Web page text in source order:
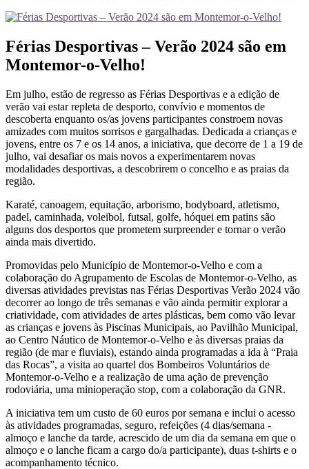
Férias Desportivas – Verão 2024 são em
Montemor-o-Velho!
Em julho, estão de regresso as Férias Desportivas e a edição de
verão vai estar repleta de desporto, convívio e momentos de
descoberta enquanto os/as jovens participantes constroem novas
amizades com muitos sorrisos e gargalhadas. Dedicada a crianças e
jovens, entre os 7 e os 14 anos, a iniciativa, que decorre de 1 a 19 de
julho, vai desafiar os mais novos a experimentarem novas
modalidades desportivas, a descobrirem o concelho e as praias da
região.
Karaté, canoagem, equitação, arborismo, bodyboard, atletismo,
padel, caminhada, voleibol, futsal, golfe, hóquei em patins são
alguns dos desportos que prometem surpreender e tornar o verão
ainda mais divertido.
Promovidas pelo Município de Montemor-o-Velho e com a
colaboração do Agrupamento de Escolas de Montemor-o-Velho, as
diversas atividades previstas nas Férias Desportivas Verão 2024 vão
decorrer ao longo de três semanas e vão ainda permitir explorar a
criatividade, com atividades de artes plásticas, bem como vão levar
as crianças e jovens às Piscinas Municipais, ao Pavilhão Municipal,
ao Centro Náutico de Montemor-o-Velho e às diversas praias da
região (de mar e fluviais), estando ainda programadas a ida à “Praia
das Rocas”, a visita ao quartel dos Bombeiros Voluntários de
Montemor-o-Velho e a realização de uma ação de prevenção
rodoviária, uma minioperação stop, com a colaboração da GNR.
A iniciativa tem um custo de 60 euros por semana e inclui o acesso
às atividades programadas, seguro, refeições (4 dias/semana -
almoço e lanche da tarde, acrescido de um dia da semana em que o
almoço e o lanche ficam a cargo do/a participante), duas t-shirts e o
acompanhamento técnico.